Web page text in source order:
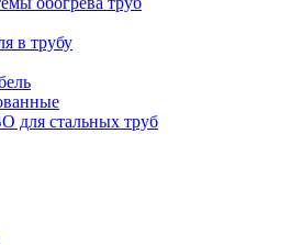
в трубу
для стальных труб